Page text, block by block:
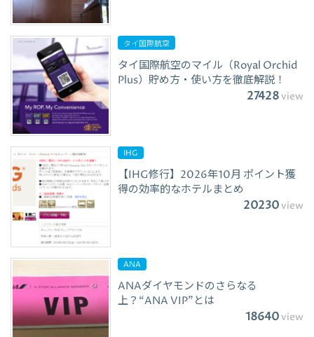
タイ国際航空
タイ国際航空のマイル（Royal Orchid
Plus）貯め方・使い方を徹底解説！
27428view
IHG
【IHG修行】2026年10月 ポイント獲
得の効率的なホテルまとめ
20230view
ANA
ANAダイヤモンドのさらなる
上？“ANA VIP”とは
18640view